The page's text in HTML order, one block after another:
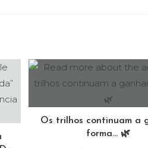
Os trilhos continuam a
forma… 🌿